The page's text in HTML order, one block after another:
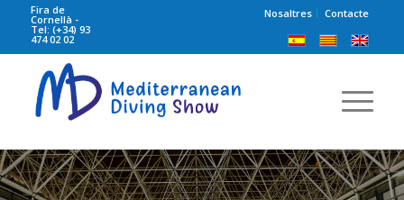
Nosaltres Contacte
Fira de
Cornellà -
Tel: (+34) 93
474 02 02